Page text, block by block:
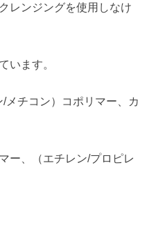
レンジングを使用しなけ
います。
メチコン）コポリマー、カ
ー、（エチレン/プロピレ